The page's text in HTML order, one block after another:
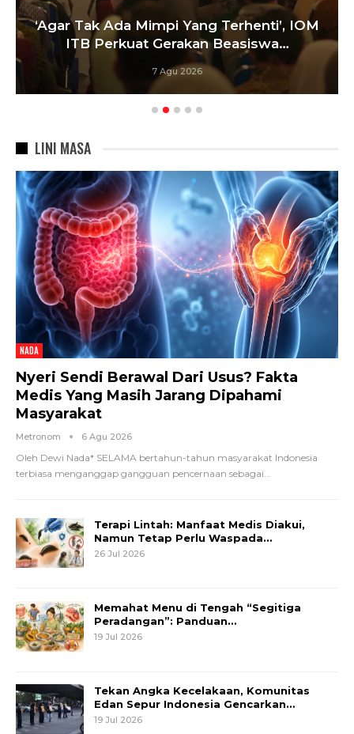
‘Agar Tak Ada Mimpi Yang Terhenti’, IOM
ITB Perkuat Gerakan Beasiswa…
7 Agu 2026
LINI MASA
NADA
Nyeri Sendi Berawal Dari Usus? Fakta
Medis Yang Masih Jarang Dipahami
Masyarakat
Metronom 6 Agu 2026
Oleh Dewi Nada* SELAMA bertahun-tahun masyarakat Indonesia
terbiasa menganggap gangguan pencernaan sebagai
Terapi Lintah: Manfaat Medis Diakui,
Namun Tetap Perlu Waspada…
26 Jul 2026
Memahat Menu di Tengah “Segitiga
Peradangan”: Panduan…
19 Jul 2026
Tekan Angka Kecelakaan, Komunitas
Edan Sepur Indonesia Gencarkan…
19 Jul 2026